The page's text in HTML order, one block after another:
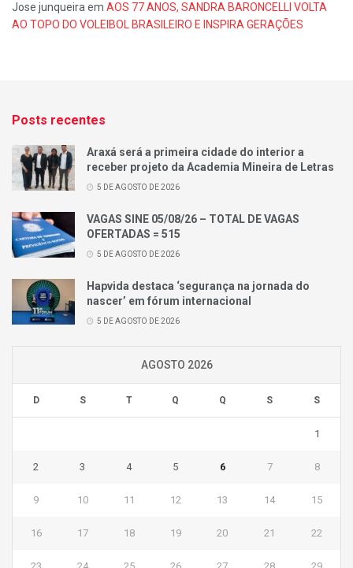
Jose junqueiraem AOS 77 ANOS, SANDRA BARONCELLI VOLTA
AO TOPO DO VOLEIBOL BRASILEIRO E INSPIRA GERAÇÕES
Posts recentes
Araxá será a primeira cidade do interior a
receber projeto da Academia Mineira de Letras
5 DE AGOSTO DE 2026
VAGAS SINE 05/08/26 – TOTAL DE VAGAS
OFERTADAS = 515
5 DE AGOSTO DE 2026
Hapvida destaca ‘segurança na jornada do
nascer’ em fórum internacional
5 DE AGOSTO DE 2026
AGOSTO 2026
D S T Q Q S S
1
2 3 4 5 6 7 8
9 10 11 12 13 14 15
16 17 18 19 20 21 22